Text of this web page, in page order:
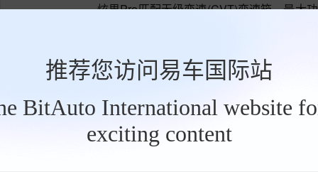
推荐您访问易车国际站
BitAuto International website
exciting content
炫界Pro匹配无级变速(CVT)变速箱，最大